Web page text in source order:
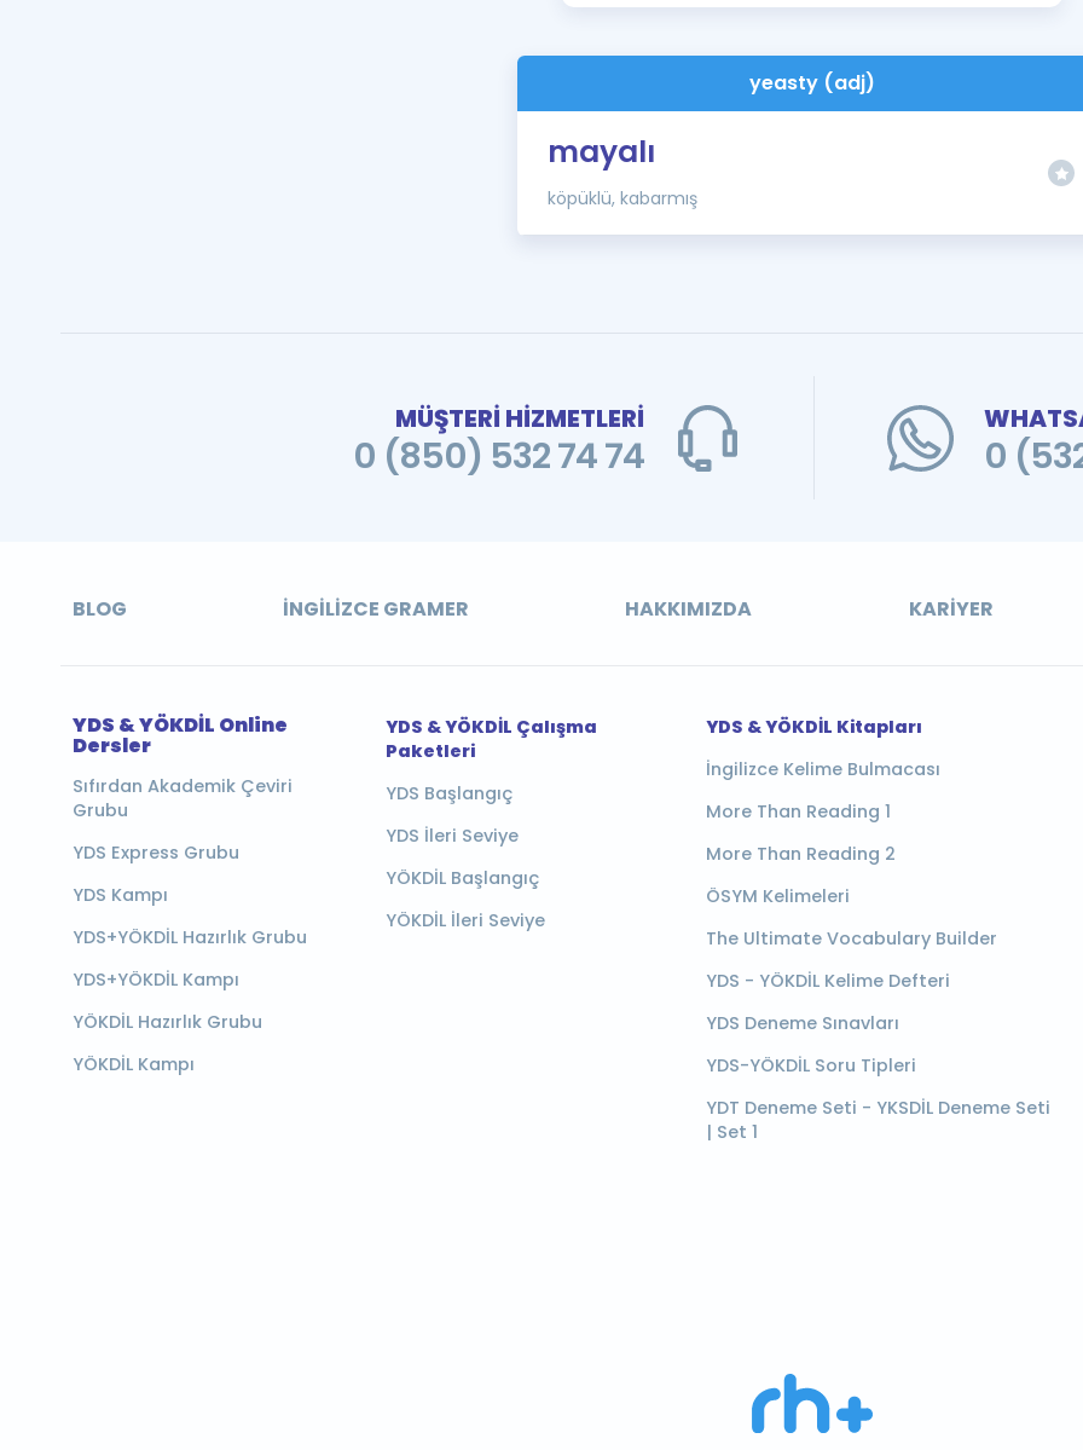
İngilizce Gramer
yeasty (adj)
mayalı
köpüklü, kabarmış
MÜŞTERİ HİZMETLERİ
0 (850) 532 74 74 0
BLOG İNGILIZCE GRAMER HAKKIMIZDA KARIYER
YDS & YÖKDİL Online
Dersler
Sıfırdan Akademik Çeviri
Grubu
YDS Express Grubu
YDS Kampı
YDS+YÖKDİL Hazırlık Grubu
YDS+YÖKDİL Kampı
YÖKDİL Hazırlık Grubu
YÖKDİL Kampı
YDS & YÖKDİL Çalışma
Paketleri
YDS Başlangıç
YDS İleri Seviye
YÖKDİL Başlangıç
YÖKDİL İleri Seviye
YDS & YÖKDİL Kitapları
İngilizce Kelime Bulmacası
More Than Reading 1
More Than Reading 2
ÖSYM Kelimeleri
The Ultimate Vocabulary Builder
YDS - YÖKDİL Kelime Defteri
YDS Deneme Sınavları
YDS-YÖKDİL Soru Tipleri
YDT Deneme Seti - YKSDİL Deneme Seti
| Set 1